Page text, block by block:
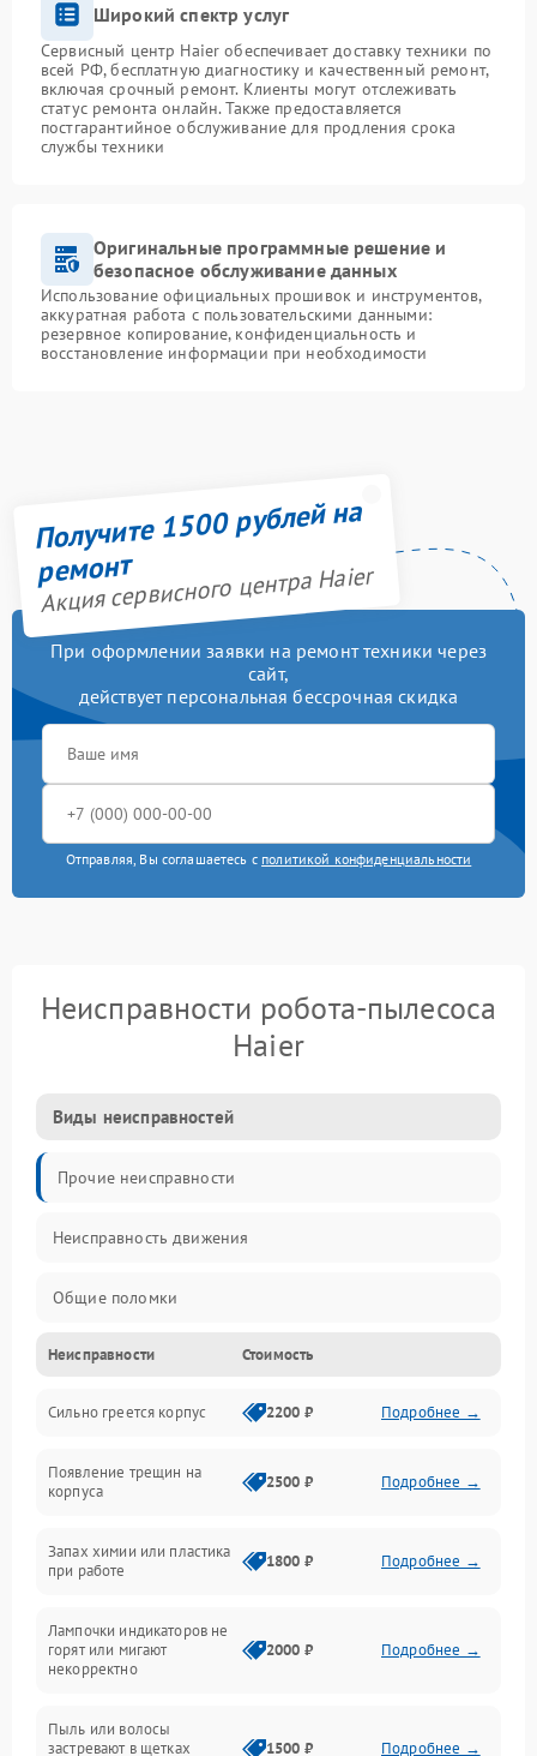
Широкий спектр услуг
Сервисный центр Haier обеспечивает доставку техники по
всей РФ, бесплатную диагностику и качественный ремонт,
включая срочный ремонт. Клиенты могут отслеживать
статус ремонта онлайн. Также предоставляется
постгарантийное обслуживание для продления срока
службы техники
Оригинальные программные решение и
безопасное обслуживание данных
Использование официальных прошивок и инструментов,
аккуратная работа с пользовательскими данными:
резервное копирование, конфиденциальность и
восстановление информации при необходимости
Получите 1500 рублей на
ремонт
Акция сервисного центра Haier
При оформлении заявки на ремонт техники через
сайт,
действует персональная бессрочная скидка
Отправляя, Вы соглашаетесь с политикой конфиденциальности
Неисправности робота-пылесоса
Haier
Виды неисправностей
Прочие неисправности
Неисправность движения
Общие поломки
Неисправность датчиков
Неисправность программного обеспечения
Проблемы с сигналом
Батарея
Неисправности Стоимость
Сильно греется корпус 2200 ₽ Подробнее →
Появление трещин на
корпуса
2500 ₽ Подробнее →
Запах химии или пластика
при работе
1800 ₽ Подробнее →
Лампочки индикаторов не
горят или мигают
некорректно
2000 ₽ Подробнее →
Пыль или волосы
застревают в щетках
1500 ₽ Подробнее →